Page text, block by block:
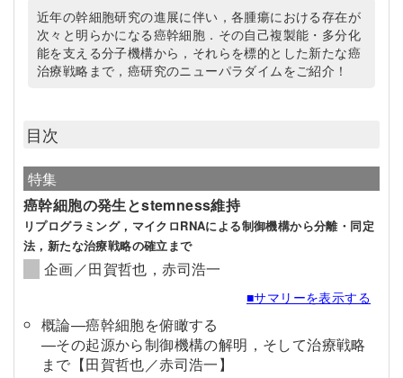
近年の幹細胞研究の進展に伴い，各腫瘍における存在が
次々と明らかになる癌幹細胞．その自己複製能・多分化
能を支える分子機構から，それらを標的とした新たな癌
治療戦略まで，癌研究のニューパラダイムをご紹介！
目次
特集
癌幹細胞の発生とstemness維持
リプログラミング，マイクロRNAによる制御機構から分離・同定
法，新たな治療戦略の確立まで
企画／田賀哲也，赤司浩一
■サマリーを表示する
概論—癌幹細胞を俯瞰する
—その起源から制御機構の解明，そして治療戦略
まで【田賀哲也／赤司浩一】